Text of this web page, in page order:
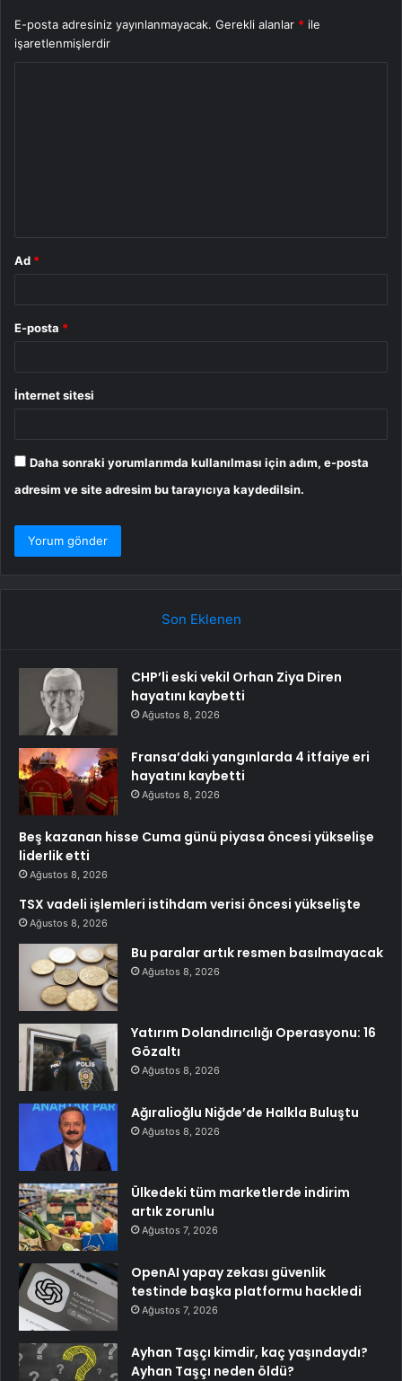
E-posta adresiniz yayınlanmayacak. Gerekli alanlar * ile
işaretlenmişlerdir
Ad *
E-posta *
İnternet sitesi
Daha sonraki yorumlarımda kullanılması için adım, e-posta
adresim ve site adresim bu tarayıcıya kaydedilsin.
Son Eklenen
CHP’li eski vekil Orhan Ziya Diren
hayatını kaybetti
Ağustos 8, 2026
Fransa’daki yangınlarda 4 itfaiye eri
hayatını kaybetti
Ağustos 8, 2026
Beş kazanan hisse Cuma günü piyasa öncesi yükselişe
liderlik etti
Ağustos 8, 2026
TSX vadeli işlemleri istihdam verisi öncesi yükselişte
Ağustos 8, 2026
Bu paralar artık resmen basılmayacak
Ağustos 8, 2026
Yatırım Dolandırıcılığı Operasyonu: 16
Gözaltı
Ağustos 8, 2026
Ağıralioğlu Niğde’de Halkla Buluştu
Ağustos 8, 2026
Ülkedeki tüm marketlerde indirim
artık zorunlu
Ağustos 7, 2026
OpenAI yapay zekası güvenlik
testinde başka platformu hackledi
Ağustos 7, 2026
Ayhan Taşçı kimdir, kaç yaşındaydı?
Ayhan Taşçı neden öldü?